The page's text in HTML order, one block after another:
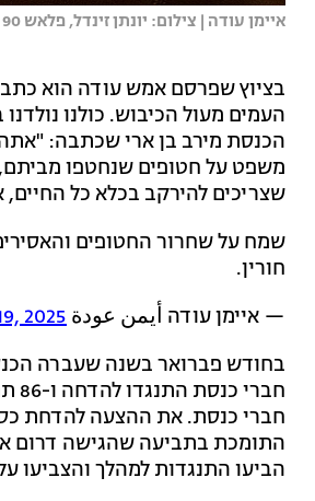
איימן עודה | צילום: יונתן זינדל, פלאש 90
בציוץ שפרסם אמש עודה הוא
העמים מעול הכיבוש. כולנו
הכנסת מירב בן ארי שכתבה:
משפט על חטופים שנחטפו
שצריכים להירקב בכלא כל
שמח על שחרור החטופים
חורין.
— איימן עודה أيمن عودة Ayman Odeh (@AyOdeh) 2025
בחודש פברואר בשנה שעברה
חברי כנסת. את ההצעה להדחת
התומכת בתביעה שהגישה דרום
הביעו התנגדות למהלך והצביעו